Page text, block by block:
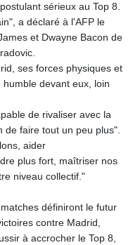
sérieux au Top 8.
a déclaré à l'AFP le
et Dwayne Bacon de
ses forces physiques et
devant eux, loin
de rivaliser avec la
de faire tout un peu plus".
aider
plus fort, maîtriser nos
niveau collectif."
définiront le futur
contre Madrid,
à accrocher le Top 8,